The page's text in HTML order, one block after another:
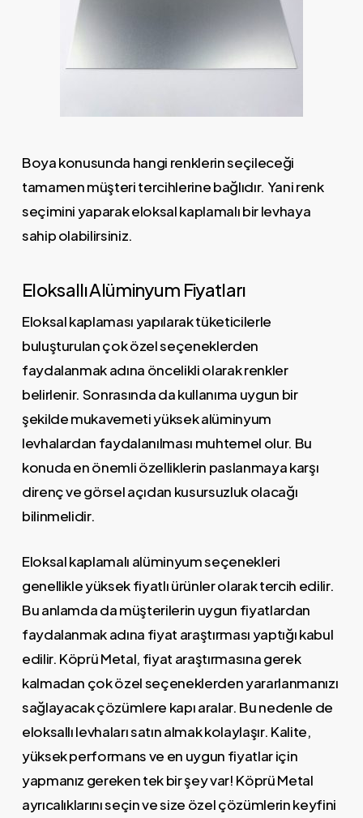
Boya konusunda hangi renklerin seçileceği
tamamen müşteri tercihlerine bağlıdır. Yani renk
seçimini yaparak eloksal kaplamalı bir levhaya
sahip olabilirsiniz.
Eloksallı Alüminyum Fiyatları
Eloksal kaplaması yapılarak tüketicilerle
buluşturulan çok özel seçeneklerden
faydalanmak adına öncelikli olarak renkler
belirlenir. Sonrasında da kullanıma uygun bir
şekilde mukavemeti yüksek alüminyum
levhalardan faydalanılması muhtemel olur. Bu
konuda en önemli özelliklerin paslanmaya karşı
direnç ve görsel açıdan kusursuzluk olacağı
bilinmelidir.
Eloksal kaplamalı alüminyum seçenekleri
genellikle yüksek fiyatlı ürünler olarak tercih edilir.
Bu anlamda da müşterilerin uygun fiyatlardan
faydalanmak adına fiyat araştırması yaptığı kabul
edilir. Köprü Metal, fiyat araştırmasına gerek
kalmadan çok özel seçeneklerden yararlanmanızı
sağlayacak çözümlere kapı aralar. Bu nedenle de
eloksallı levhaları satın almak kolaylaşır. Kalite,
yüksek performans ve en uygun fiyatlar için
yapmanız gereken tek bir şey var! Köprü Metal
ayrıcalıklarını seçin ve size özel çözümlerin keyfini